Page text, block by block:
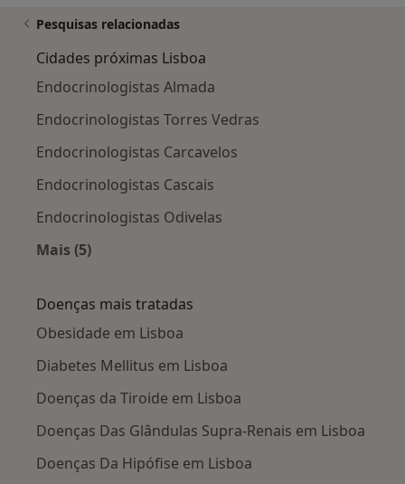
Pesquisas relacionadas
Cidades próximas Lisboa
Endocrinologistas Almada
Endocrinologistas Torres Vedras
Endocrinologistas Carcavelos
Endocrinologistas Cascais
Endocrinologistas Odivelas
Mais (5)
Doenças mais tratadas
Obesidade em Lisboa
Diabetes Mellitus em Lisboa
Doenças da Tiroide em Lisboa
Doenças Das Glândulas Supra-Renais em Lisboa
Doenças Da Hipófise em Lisboa